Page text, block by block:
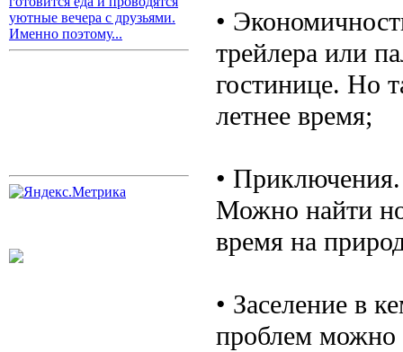
уютные вечера с друзьями.
Именно поэтому...
•
трейлера или
гостинице. Но
летнее время;
•
Можно найти
время на
• Заселение в
проблем